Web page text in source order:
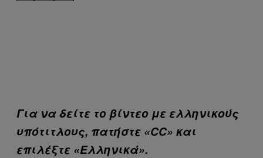
Για να δείτε το βίντεο με ελληνικούς
υπότιτλους, πατήστε «CC» και
επιλέξτε «Ελληνικά».